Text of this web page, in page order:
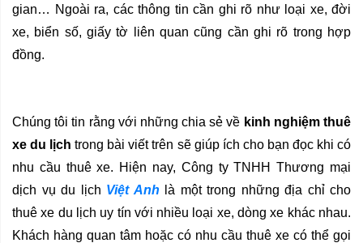
gian… Ngoài ra, các thông tin cần ghi rõ như loại xe, đời
xe, biển số, giấy tờ liên quan cũng cần ghi rõ trong hợp
đồng.
Chúng tôi tin rằng với những chia sẻ về kinh nghiệm thuê
xe du lịch trong bài viết trên sẽ giúp ích cho bạn đọc khi có
nhu cầu thuê xe. Hiện nay, Công ty TNHH Thương mại
dịch vụ du lịch Việt Anh là một trong những địa chỉ cho
thuê xe du lịch uy tín với nhiều loại xe, dòng xe khác nhau.
Khách hàng quan tâm hoặc có nhu cầu thuê xe có thể gọi